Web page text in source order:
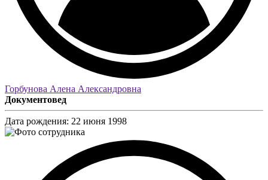
Горбунова Алена Александровна
Документовед
Дата рождения: 22 июня 1998